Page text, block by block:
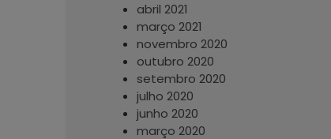
abril 2021
março 2021
novembro 2020
outubro 2020
setembro 2020
julho 2020
junho 2020
março 2020